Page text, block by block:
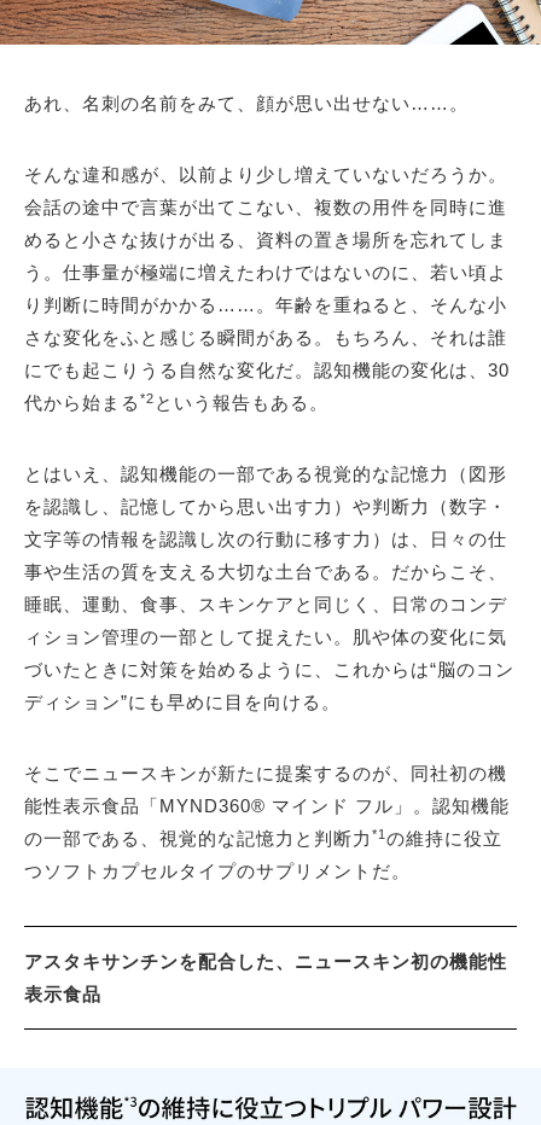
あれ、名刺の名前をみて、顔が思い出せない……。
そんな違和感が、以前より少し増えていないだろうか。
会話の途中で言葉が出てこない、複数の用件を同時に進
めると小さな抜けが出る、資料の置き場所を忘れてしま
う。仕事量が極端に増えたわけではないのに、若い頃よ
り判断に時間がかかる……。年齢を重ねると、そんな小
さな変化をふと感じる瞬間がある。もちろん、それは誰
にでも起こりうる自然な変化だ。認知機能の変化は、30
代から始まる *2 という報告もある。
とはいえ、認知機能の一部である視覚的な記憶力（図形
を認識し、記憶してから思い出す力）や判断力（数字・
文字等の情報を認識し次の行動に移す力）は、日々の仕
事や生活の質を支える大切な土台である。だからこそ、
睡眠、運動、食事、スキンケアと同じく、日常のコンデ
ィション管理の一部として捉えたい。肌や体の変化に気
づいたときに対策を始めるように、これからは“脳のコン
ディション”にも早めに目を向ける。
そこでニュースキンが新たに提案するのが、同社初の機
能性表示食品「MYND360® マインド フル」。認知機能
の一部である、視覚的な記憶力と判断力 *1 の維持に役立
つソフトカプセルタイプのサプリメントだ。
アスタキサンチンを配合した、ニュースキン初の機能性
表示食品